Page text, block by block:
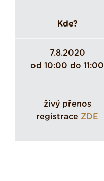
Kde?
7.8.2020
od 10:00 do 11:00
živý přenos
registrace ZDE